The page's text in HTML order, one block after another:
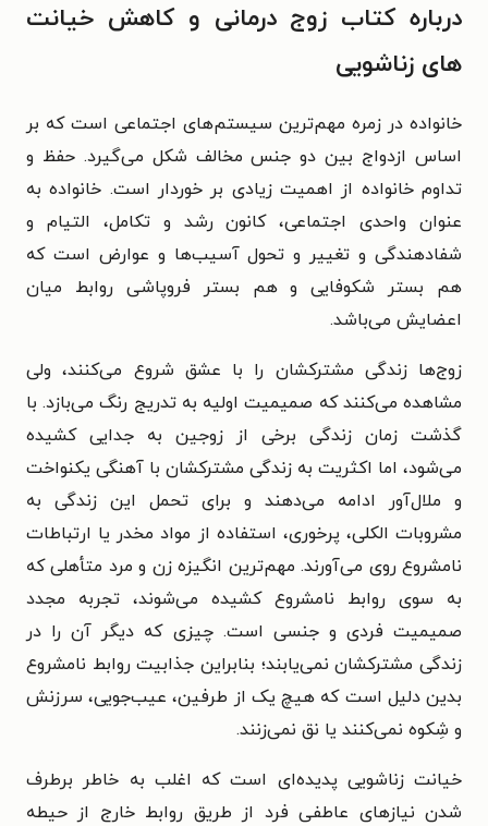
درباره کتاب زوج درمانی و کاهش خیانت
های زناشویی
خانواده در زمره مهم‌ترین سیستم‌های اجتماعی است که بر
اساس ازدواج بین دو جنس مخالف شکل می‌گیرد. حفظ و
تداوم خانواده از اهمیت زیادی بر خوردار است. خانواده به
عنوان واحدی اجتماعی، کانون رشد و تکامل، التیام و
شفادهندگی و تغییر و تحول آسیب‌ها و عوارض است که
هم بستر شکوفایی و هم بستر فروپاشی روابط میان
اعضایش می‌باشد.
زوج‌ها زندگی مشترکشان را با عشق شروع می‌کنند، ولی
مشاهده می‌کنند که صمیمیت اولیه به تدریج رنگ می‌بازد. با
گذشت زمان زندگی برخی از زوجین به جدایی کشیده
می‌شود، اما اکثریت به زندگی مشترکشان با آهنگی یکنواخت
و ملال‌آور ادامه می‌دهند و برای تحمل این زندگی به
مشروبات الکلی، پرخوری، استفاده از مواد مخدر یا ارتباطات
نامشروع روی می‌آورند. مهم‌ترین انگیزه زن و مرد متأهلی که
به سوی روابط نامشروع کشیده می‌شوند، تجربه مجدد
صمیمیت فردی و جنسی است. چیزی که دیگر آن را در
زندگی مشترکشان نمی‌یابند؛ بنابراین جذابیت روابط نامشروع
بدین دلیل است که هیچ یک از طرفین، عیب‌جویی، سرزنش
و شِکوه نمی‌کنند یا نق نمی‌زنند.
خیانت زناشویی پدیده‌‌ای است که اغلب به خاطر برطرف
شدن نیازهای عاطفی فرد از طریق روابط خارج از حیطه